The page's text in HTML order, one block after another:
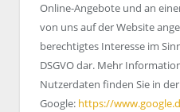
Online-Angebote und an
von uns auf der Website
berechtigtes Interesse im
DSGVO dar. Mehr
Nutzerdaten finden Sie in
Google: https://